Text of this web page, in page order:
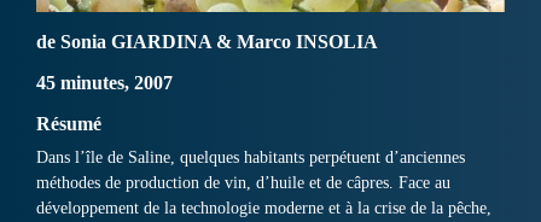
de Sonia GIARDINA & Marco INSOLIA
45 minutes, 2007
Résumé
Dans l’île de Saline, quelques habitants perpétuent d’anciennes
méthodes de production de vin, d’huile et de câpres. Face au
développement de la technologie moderne et à la crise de la pêche,